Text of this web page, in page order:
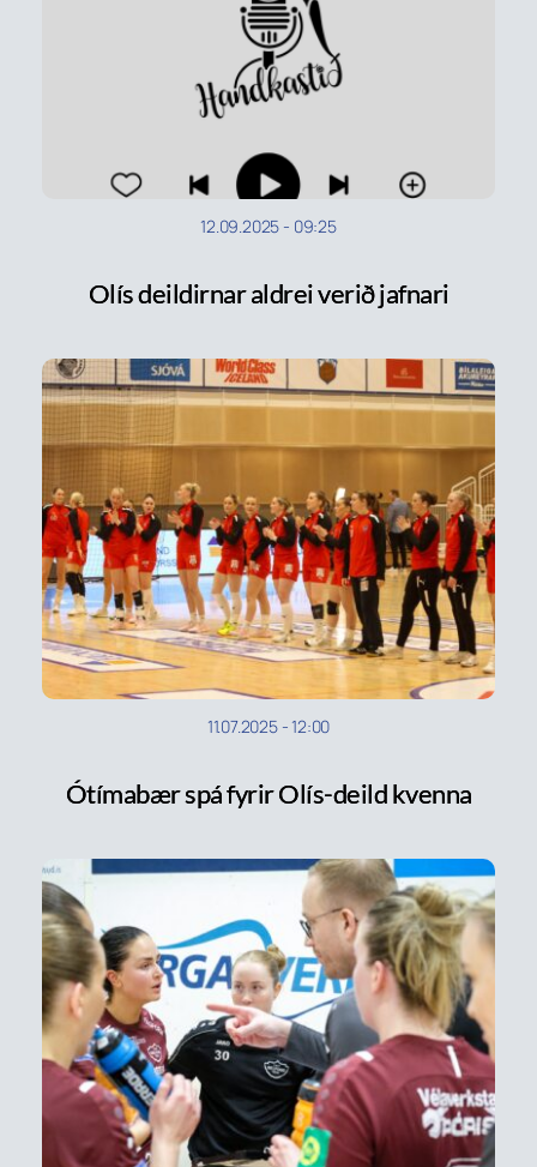
12.09.2025 - 09:25
Olís deildirnar aldrei verið jafnari
11.07.2025-12:00
Ótímabær spá fyrir Olís-deild kvenna